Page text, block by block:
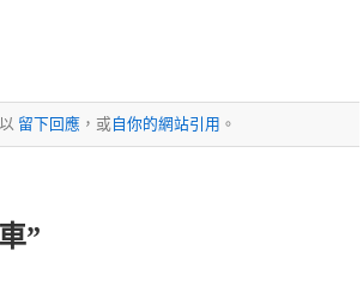
留下回應 ，或 自你的網站引用 。
”